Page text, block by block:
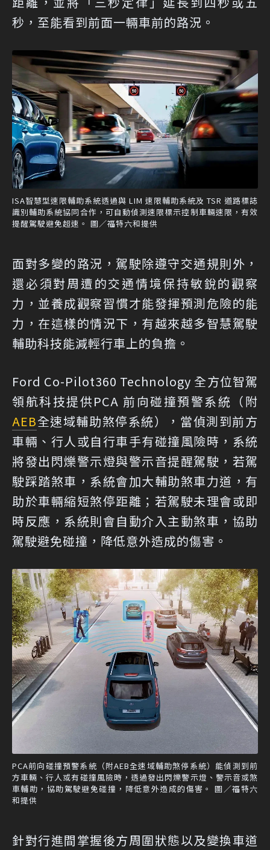
秒，至能看到前面一輛車前的路況。
ISA智慧型速限輔助系統透過與 LIM 速限輔助系統及 TSR 道路標誌
識別輔助系統協同合作，可自動偵測速限標示控制車輛速限，有效
提醒駕駛避免超速。 圖／福特六和提供
面對多變的路況，駕駛除遵守交通規則外，
還必須對周遭的交通情境保持敏銳的觀察
力，並養成觀察習慣才能發揮預測危險的能
力，在這樣的情況下，有越來越多智慧駕駛
輔助科技能減輕行車上的負擔。
Ford Co-Pilot360 Technology 全方位智駕
領航科技提供PCA 前向碰撞預警系統（附
AEB全速域輔助煞停系統），當偵測到前方
車輛、行人或自行車手有碰撞風險時，系統
將發出閃爍警示燈與警示音提醒駕駛，若駕
駛踩踏煞車，系統會加大輔助煞車力道，有
助於車輛縮短煞停距離；若駕駛未理會或即
時反應，系統則會自動介入主動煞車，協助
駕駛避免碰撞，降低意外造成的傷害。
PCA前向碰撞預警系統（附AEB全速域輔助煞停系統）能偵測到前
方車輛、行人或有碰撞風險時，透過發出閃爍警示燈、警示音或煞
車輔助，協助駕駛避免碰撞，降低意外造成的傷害。 圖／福特六
和提供
針對行進間掌握後方周圍狀態以及變換車道